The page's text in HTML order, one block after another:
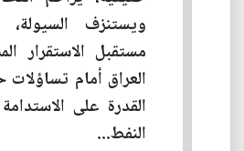
ويستنزف
مستقبل الاستقرار
العراق أمام
القدرة على
النفط...